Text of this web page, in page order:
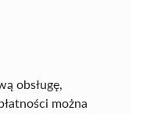
obsługę,
można